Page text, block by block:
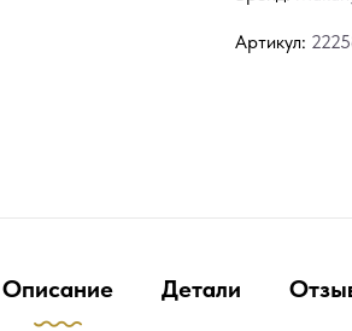
Артикул:
Описание Детали